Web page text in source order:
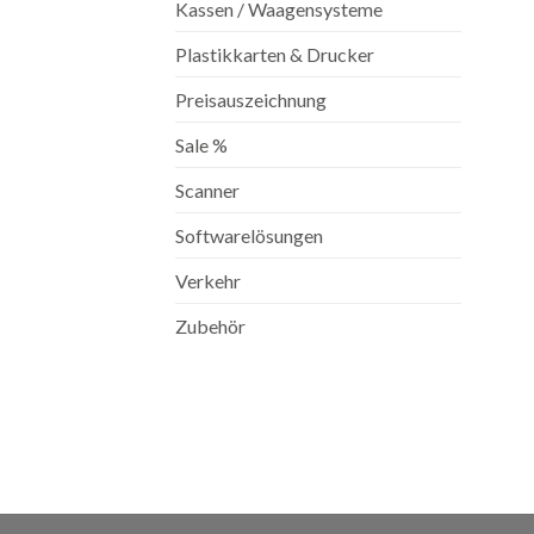
Kassen / Waagensysteme
Plastikkarten & Drucker
Preisauszeichnung
Sale %
Scanner
Softwarelösungen
Verkehr
Zubehör